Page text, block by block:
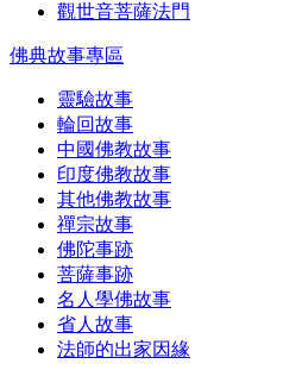
觀世音菩薩法門
佛典故事專區
靈驗故事
輪回故事
中國佛教故事
印度佛教故事
其他佛教故事
禪宗故事
佛陀事跡
菩薩事跡
名人學佛故事
省人故事
法師的出家因緣